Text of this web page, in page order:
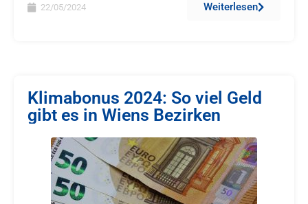
22/05/2024 Weiterlesen
Klimabonus 2024: So viel Geld
gibt es in Wiens Bezirken